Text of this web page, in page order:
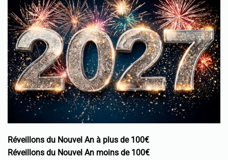
Réveillons du Nouvel An à plus de 100€
Réveillons du Nouvel An moins de 100€